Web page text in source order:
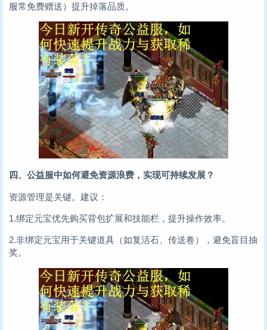
服常免费赠送）提升掉落品质。
四、公益服中如何避免资源浪费，实现可持续发展？
资源管理是关键。建议：
1.绑定元宝优先购买背包扩展和技能栏，提升操作效率。
2.非绑定元宝用于关键道具（如复活石、传送卷），避免盲目抽
奖。